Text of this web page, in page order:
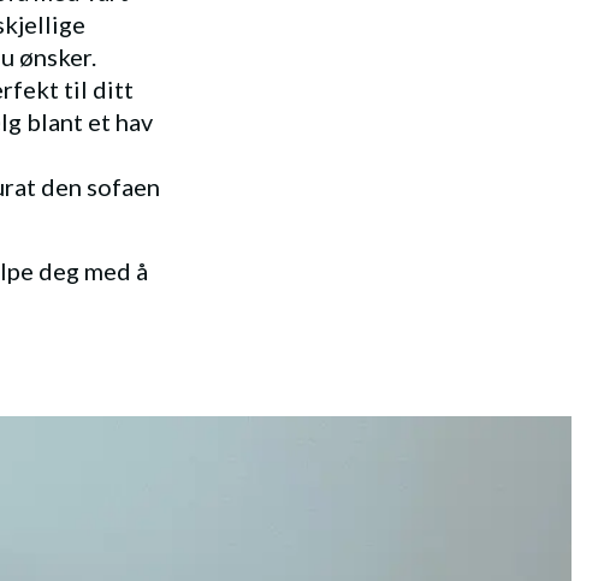
ønsker.
til ditt
blant et hav
den sofaen
deg med å